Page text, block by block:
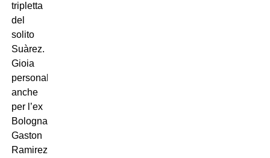
tripletta
del
solito
Suàrez.
Gioia
personale
anche
per l’ex
Bologna
Gaston
Ramirez